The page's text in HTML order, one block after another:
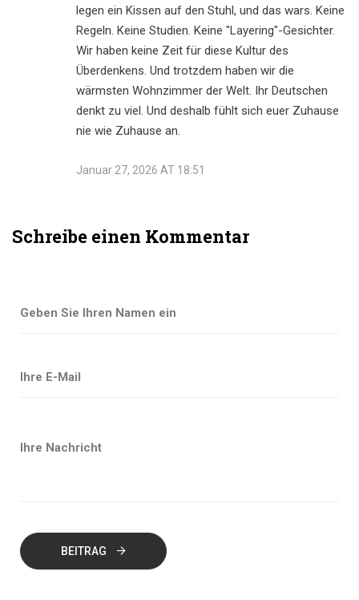
legen ein Kissen auf den Stuhl, und das wars. Keine
Regeln. Keine Studien. Keine "Layering"-Gesichter.
Wir haben keine Zeit für diese Kultur des
Überdenkens. Und trotzdem haben wir die
wärmsten Wohnzimmer der Welt. Ihr Deutschen
denkt zu viel. Und deshalb fühlt sich euer Zuhause
nie wie Zuhause an.
Januar 27, 2026 AT 18:51
Schreibe einen Kommentar
BEITRAG